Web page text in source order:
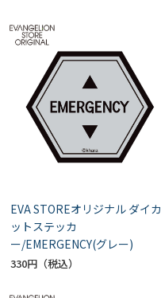
EVA STOREオリジナル ダイカ
ットステッカ
ー/EMERGENCY(グレー)
330円